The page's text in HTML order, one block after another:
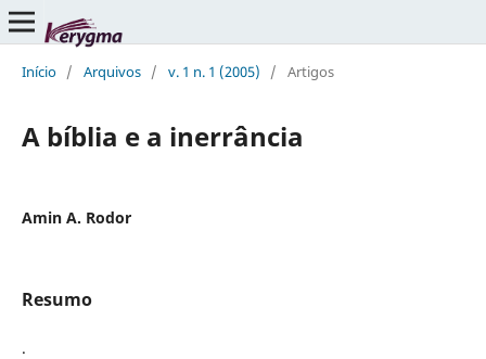
Início / Arquivos / v. 1 n. 1 (2005) / Artigos
A bíblia e a inerrância
Amin A. Rodor
Resumo
.